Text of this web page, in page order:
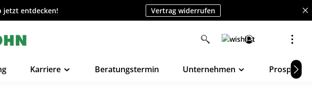
jetzt entdecken! Vertrag widerrufen
Karriere Beratungstermin Unternehmen Prospekte